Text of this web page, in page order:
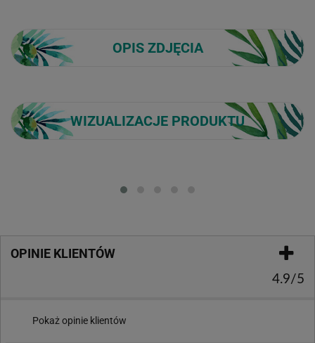
OPIS ZDJĘCIA
WIZUALIZACJE PRODUKTU
OPINIE KLIENTÓW
4.9/5
Pokaż opinie klientów